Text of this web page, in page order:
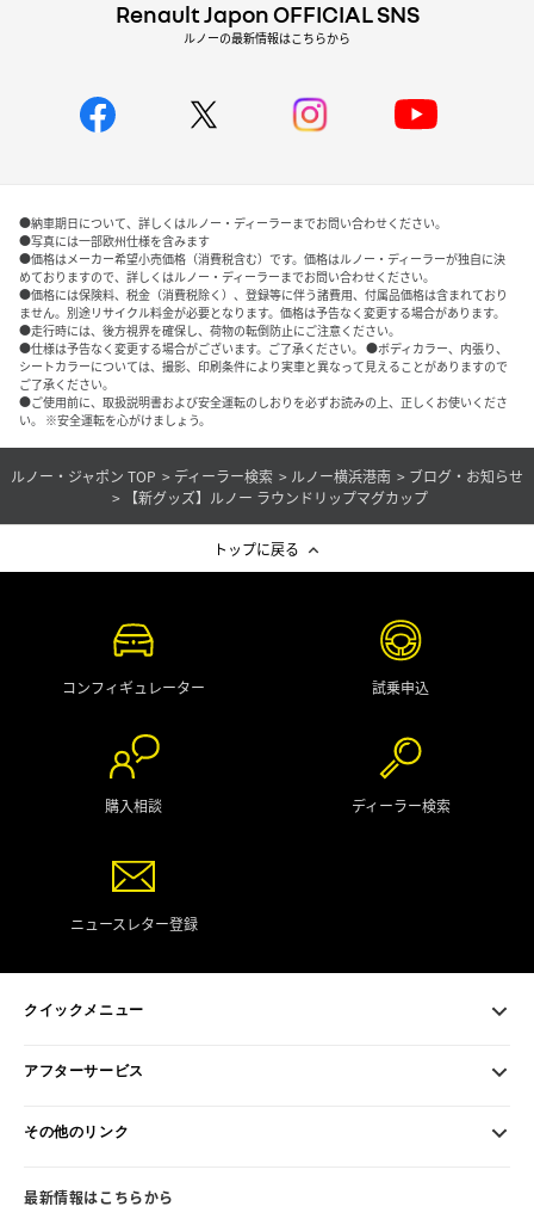
Renault Japon OFFICIAL SNS
ルノーの最新情報はこちらから
●納車期日について、詳しくはルノー・ディーラーまでお問い合わせください。
●写真には一部欧州仕様を含みます
●価格はメーカー希望小売価格（消費税含む）です。価格はルノー・ディーラーが独自に決
めておりますので、詳しくはルノー・ディーラーまでお問い合わせください。
●価格には保険料、税金（消費税除く）、登録等に伴う諸費用、付属品価格は含まれており
ません。別途リサイクル料金が必要となります。価格は予告なく変更する場合があります。
●走行時には、後方視界を確保し、荷物の転倒防止にご注意ください。
●仕様は予告なく変更する場合がございます。ご了承ください。 ●ボディカラー、内張り、
シートカラーについては、撮影、印刷条件により実車と異なって見えることがありますので
ご了承ください。
●ご使用前に、取扱説明書および安全運転のしおりを必ずお読みの上、正しくお使いくださ
い。 ※安全運転を心がけましょう。
ルノー・ジャポン TOP ディーラー検索 ルノー横浜港南
ブログ・お知らせ
【新グッズ】ルノー ラウンドリップマグカップ
トップに戻る
コンフィギュレーター 試乗申込
購入相談 ディーラー検索
ニュースレター登録
クイックメニュー
アフターサービス
その他のリンク
最新情報はこちらから